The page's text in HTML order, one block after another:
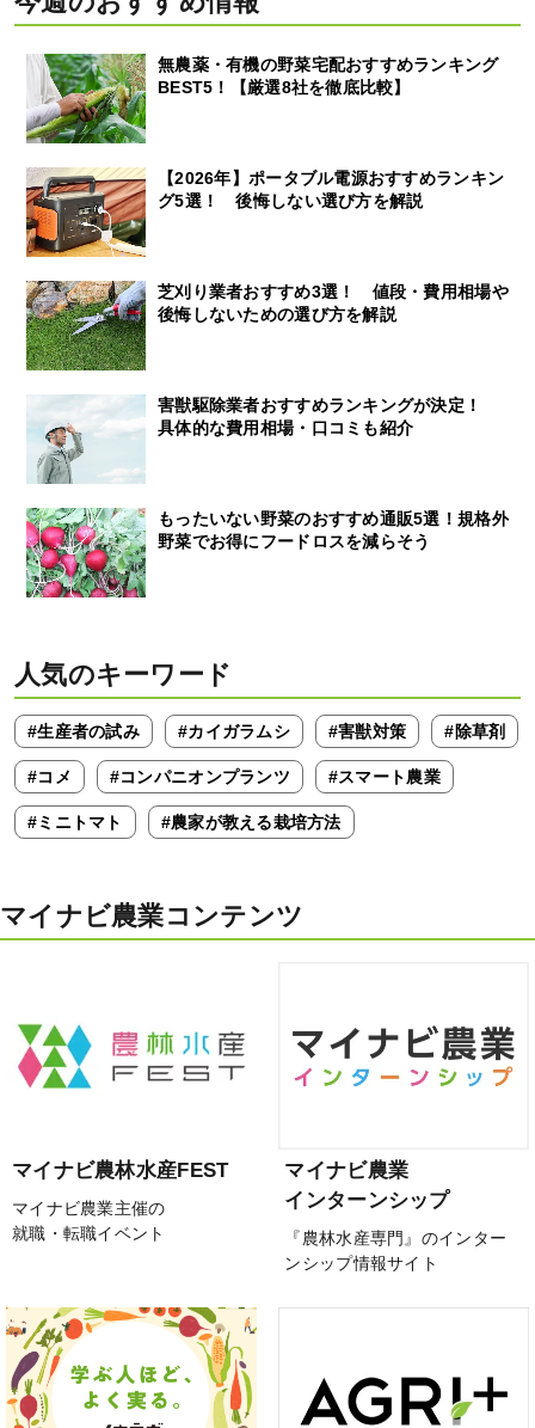
無農薬・有機の野菜宅配おすすめランキング
BEST5！【厳選8社を徹底比較】
【2026年】ポータブル電源おすすめランキン
グ5選！ 後悔しない選び方を解説
芝刈り業者おすすめ3選！ 値段・費用相場や
後悔しないための選び方を解説
害獣駆除業者おすすめランキングが決定！
具体的な費用相場・口コミも紹介
もったいない野菜のおすすめ通販5選！規格外
野菜でお得にフードロスを減らそう
人気のキーワード
#生産者の試み #カイガラムシ #害獣対策 #除草剤
#コメ #コンパニオンプランツ #スマート農業
#ミニトマト #農家が教える栽培方法
マイナビ農業コンテンツ
マイナビ農林水産FEST
マイナビ農業主催の
就職・転職イベント
マイナビ農業
インターンシップ
『農林水産専門』のインター
ンシップ情報サイト